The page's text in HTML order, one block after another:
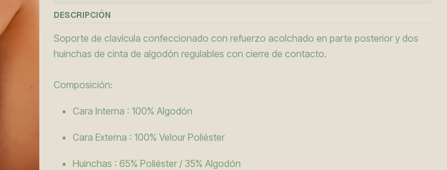
DESCRIPCIÓN
Soporte de clavícula confeccionado con refuerzo acolchado en parte posterior y dos
huinchas de cinta de algodón regulables con cierre de contacto.
Composición:
Cara Interna : 100% Algodón
Cara Externa : 100% Velour Poliéster
Huinchas : 65% Poliéster / 35% Algodón